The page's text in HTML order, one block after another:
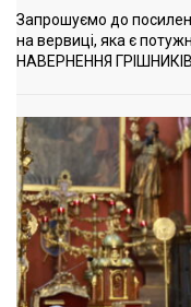
Запрошуємо до
на вервиці, яка є
НАВЕРНЕННЯ